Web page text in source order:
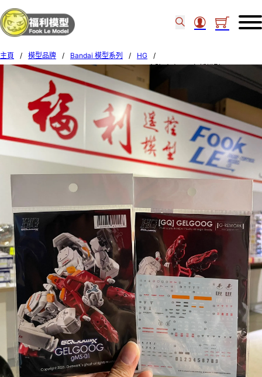
主頁 / 模型品牌 / Bandai 模型系列 / HG
/
G-rework – HG GQuuuuuuX GELGOOG Decal水貼(本產品不包括模型) 492257